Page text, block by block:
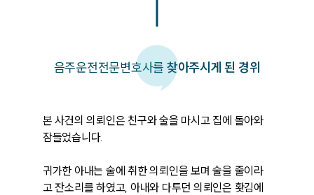
음주운전전문변호사를 찾아주시게 된 경위
본 사건의 의뢰인은 친구와 술을 마시고 집에 돌아와
잠들었습니다.
귀가한 아내는 술에 취한 의뢰인을 보며 술을 줄이라
고 잔소리를 하였고, 아내와 다투던 의뢰인은 홧김에